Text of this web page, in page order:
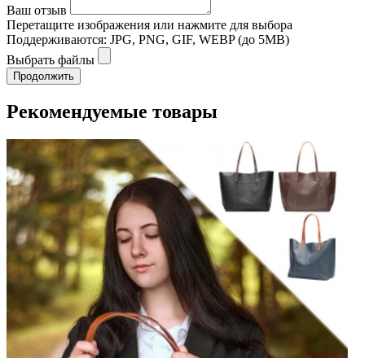
Ваш отзыв
Перетащите изображения или нажмите для выбора
Поддерживаются: JPG, PNG, GIF, WEBP (до 5MB)
Выбрать файлы
Продолжить
Рекомендуемые товары